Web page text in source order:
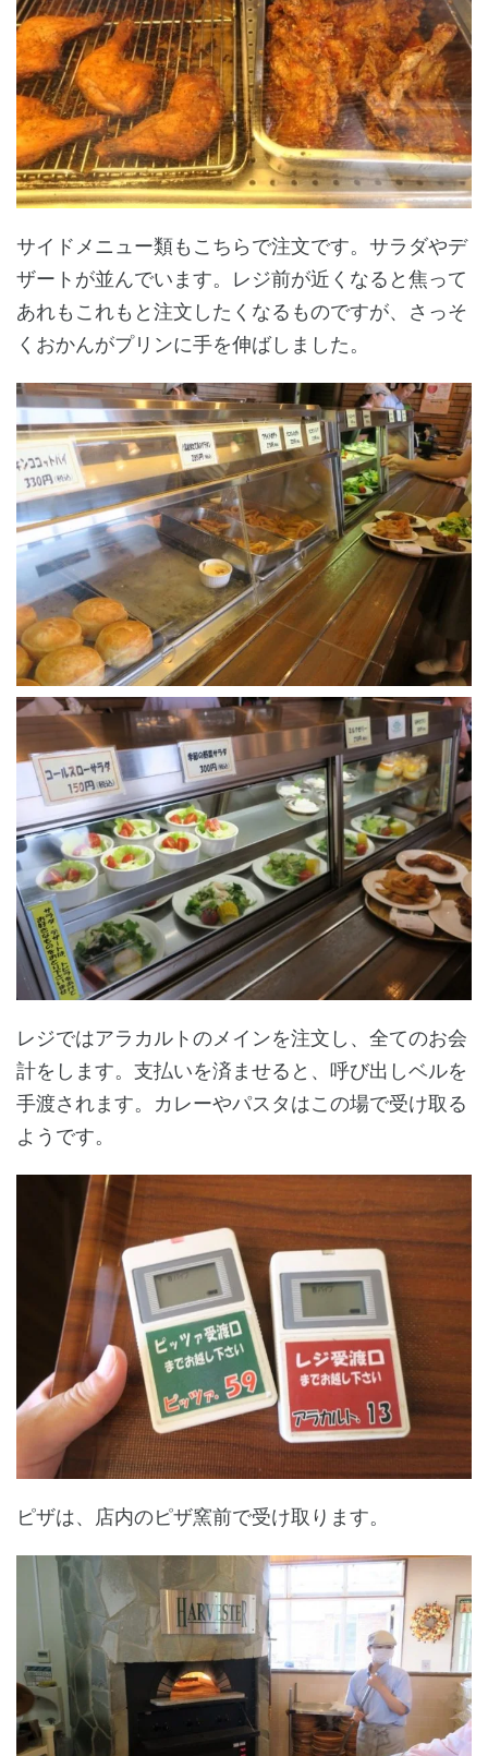
サイドメニュー類もこちらで注文です。サラダやデ
ザートが並んでいます。レジ前が近くなると焦って
あれもこれもと注文したくなるものですが、さっそ
くおかんがプリンに手を伸ばしました。
レジではアラカルトのメインを注文し、全てのお会
計をします。支払いを済ませると、呼び出しベルを
手渡されます。カレーやパスタはこの場で受け取る
ようです。
ピザは、店内のピザ窯前で受け取ります。